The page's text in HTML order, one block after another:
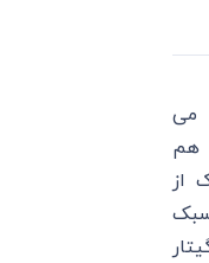
می
هم
از